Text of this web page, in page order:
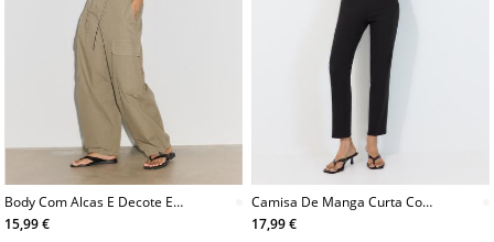
Body Com Alcas E Decote Em
V
15,99 €
Camisa De Manga Curta Com
Corte Abaixo Do Peito
17,99 €